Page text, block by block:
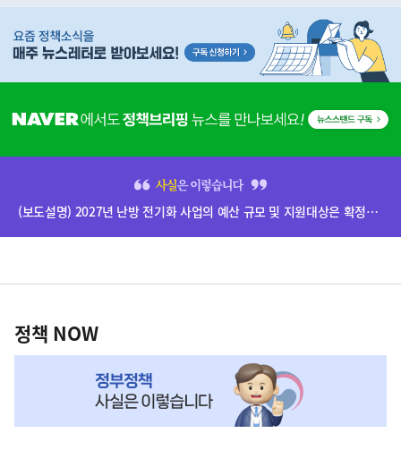
너
영
역
사
실
습
(보도설명) 2027년 난방 전기화 사업의 예산 규모 및 지원대상은 확정된 바 없음
책
NOW,
정책 NOW